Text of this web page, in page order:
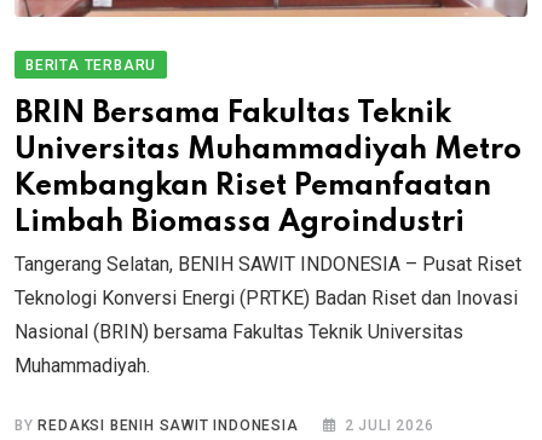
BERITA TERBARU
BRIN Bersama Fakultas Teknik
Universitas Muhammadiyah Metro
Kembangkan Riset Pemanfaatan
Limbah Biomassa Agroindustri
Tangerang Selatan, BENIH SAWIT INDONESIA – Pusat Riset
Teknologi Konversi Energi (PRTKE) Badan Riset dan Inovasi
Nasional (BRIN) bersama Fakultas Teknik Universitas
Muhammadiyah.
BY REDAKSI BENIH SAWIT INDONESIA 2 JULI 2026